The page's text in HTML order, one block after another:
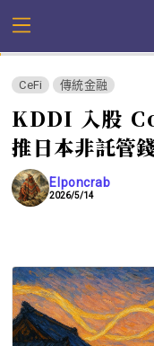
CeFi 傳統金融
KDDI 入股
推日本非託管
Elponcrab
2026/5/14